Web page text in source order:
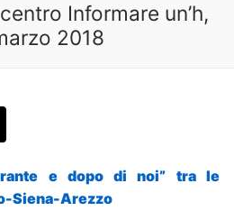
Informare un’h,
2018
e dopo di noi” tra le
Siena-Arezzo